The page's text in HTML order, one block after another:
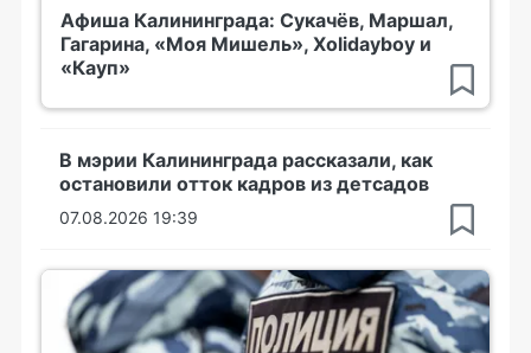
Афиша Калининграда: Сукачёв, Маршал,
Гагарина, «Моя Мишель», Xolidayboy и
«Кауп»
В мэрии Калининграда рассказали, как
остановили отток кадров из детсадов
07.08.2026 19:39